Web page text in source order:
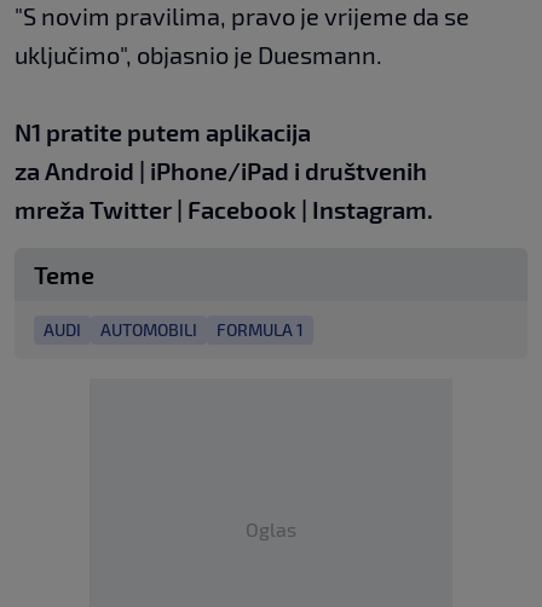
"S novim pravilima, pravo je vrijeme da se
uključimo", objasnio je Duesmann.
N1 pratite putem aplikacija
za Android | iPhone/iPad i društvenih
mreža Twitter | Facebook | Instagram.
Teme
AUDI AUTOMOBILI FORMULA 1
Oglas